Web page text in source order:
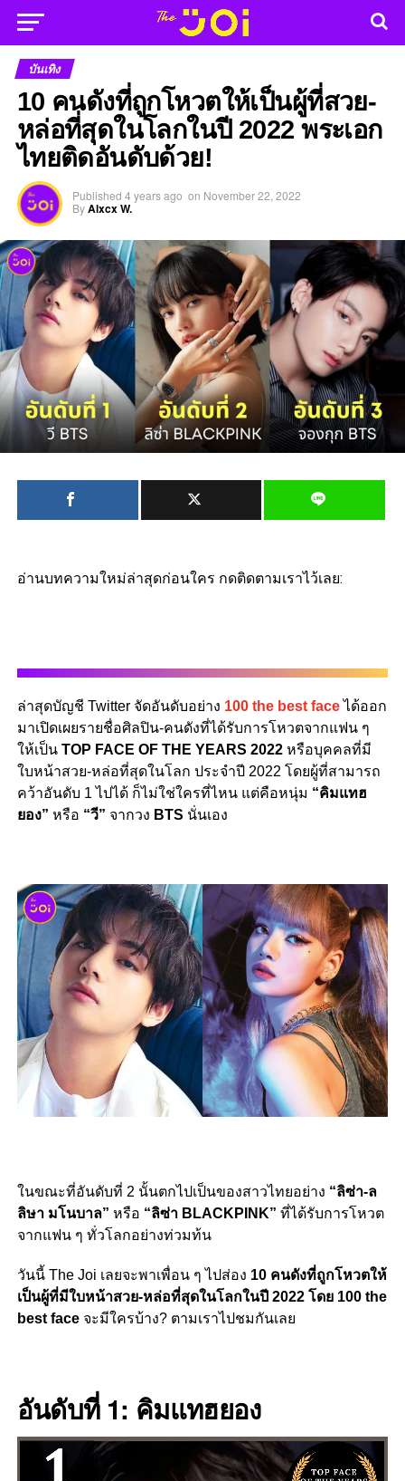
บันเทิง
10 คนดังที่ถูกโหวตให้เป็นผู้ที่สวย-
หล่อที่สุดในโลกในปี 2022 พระเอก
ไทยติดอันดับด้วย!
Published 4 years ago on November 22, 2022
ByAlxcx W.
อ่านบทความใหม่ล่าสุดก่อนใคร กดติดตามเราไว้เลย:
ล่าสุดบัญชี Twitter จัดอันดับอย่าง 100 the best faceได้ออก
มาเปิดเผยรายชื่อศิลปิน-คนดังที่ได้รับการโหวตจากแฟน ๆ
ให้เป็น TOP FACE OF THE YEARS 2022 หรือบุคคลที่มี
ใบหน้าสวย-หล่อที่สุดในโลก ประจำปี 2022 โดยผู้ที่สามารถ
คว้าอันดับ 1 ไปได้ ก็ไม่ใช่ใครที่ไหน แต่คือหนุ่ม “คิมแทฮ
ยอง” หรือ “วี” จากวง BTS นั่นเอง
ในขณะที่อันดับที่ 2 นั้นตกไปเป็นของสาวไทยอย่าง “ลิซ่า-ล
ลิษา มโนบาล” หรือ “ลิซ่า BLACKPINK” ที่ได้รับการโหวต
จากแฟน ๆ ทั่วโลกอย่างท่วมท้น
วันนี้ The Joi เลยจะพาเพื่อน ๆ ไปส่อง 10 คนดังที่ถูกโหวตให้
เป็นผู้ที่มีใบหน้าสวย-หล่อที่สุดในโลกในปี 2022 โดย 100 the
best faceจะมีใครบ้าง? ตามเราไปชมกันเลย
อันดับที่ 1: คิมแทฮยอง